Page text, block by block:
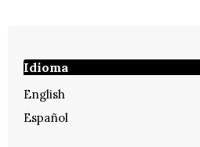
Idioma
English
Español